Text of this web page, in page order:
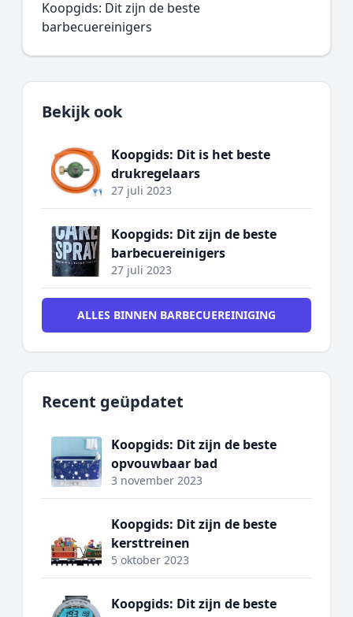
Koopgids: Dit zijn de beste
barbecuereinigers
Bekijk ook
Koopgids: Dit is het beste
drukregelaars
27 juli 2023
Koopgids: Dit zijn de beste
barbecuereinigers
27 juli 2023
ALLES BINNEN BARBECUEREINIGING
Recent geüpdatet
Koopgids: Dit zijn de beste
opvouwbaar bad
3 november 2023
Koopgids: Dit zijn de beste
kersttreinen
5 oktober 2023
Koopgids: Dit zijn de beste